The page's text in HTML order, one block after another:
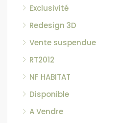
Exclusivité
Redesign 3D
Vente suspendue
RT2012
NF HABITAT
Disponible
A Vendre